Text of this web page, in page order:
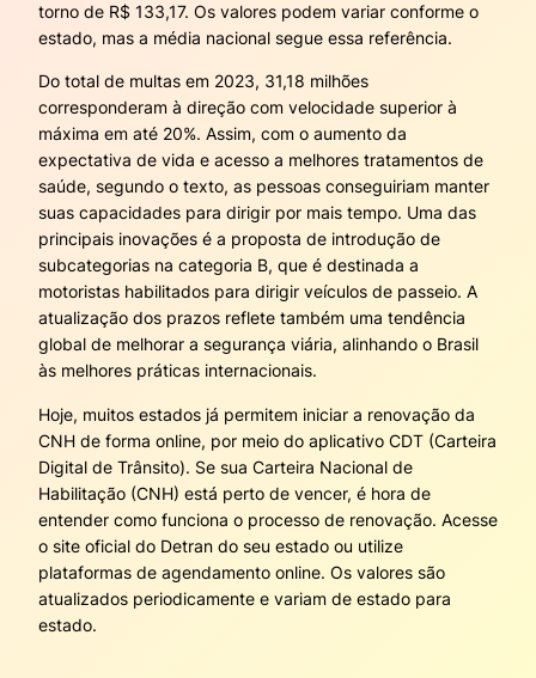
torno de R$ 133,17. Os valores podem variar conforme o
estado, mas a média nacional segue essa referência.
Do total de multas em 2023, 31,18 milhões
corresponderam à direção com velocidade superior à
máxima em até 20%. Assim, com o aumento da
expectativa de vida e acesso a melhores tratamentos de
saúde, segundo o texto, as pessoas conseguiriam manter
suas capacidades para dirigir por mais tempo. Uma das
principais inovações é a proposta de introdução de
subcategorias na categoria B, que é destinada a
motoristas habilitados para dirigir veículos de passeio. A
atualização dos prazos reflete também uma tendência
global de melhorar a segurança viária, alinhando o Brasil
às melhores práticas internacionais.
Hoje, muitos estados já permitem iniciar a renovação da
CNH de forma online, por meio do aplicativo CDT (Carteira
Digital de Trânsito). Se sua Carteira Nacional de
Habilitação (CNH) está perto de vencer, é hora de
entender como funciona o processo de renovação. Acesse
o site oficial do Detran do seu estado ou utilize
plataformas de agendamento online. Os valores são
atualizados periodicamente e variam de estado para
estado.